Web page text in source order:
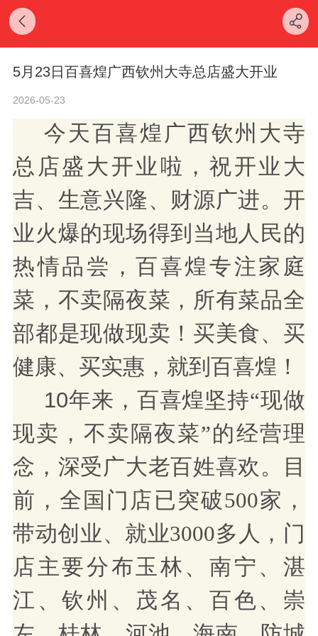
5月23日百喜煌广西钦州大寺总店盛大开业
2026-05-23
今天百喜煌广西钦州大寺
总店盛大开业啦，祝开业大
吉、生意兴隆、财源广进。开
业火爆的现场得到 当地人民的
热情品尝，百喜煌专注家庭
菜，不卖隔夜菜，所有菜品全
部都是现做现卖！买美食、买
健康、买实惠，就到百喜煌！
10年来， 百喜煌坚持“现做
现卖 ，不卖隔夜菜”的经营理
念 ， 深受广大老百姓喜欢。
目
前，全国门店已突破500家，
带动创业、就业3000多人，门
店主要分布玉林、南宁、湛
江、钦州、茂名、百色、崇